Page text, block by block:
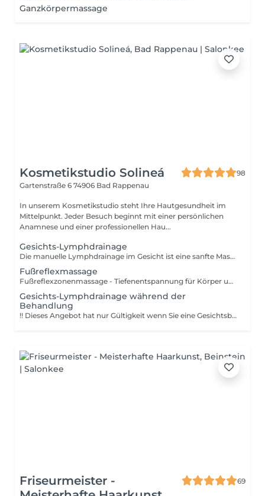
Ganzkörpermassage
Kosmetikstudio Solineá
98
Gartenstraße 6 74906 Bad Rappenau
In unserem Kosmetikstudio steht Ihre Hautgesundheit im
Mittelpunkt. Jeder Besuch beginnt mit einer persönlichen
Anamnese und einer professionellen Hau...
Gesichts-Lymphdrainage
Die manuelle Lymphdrainage im Gesicht ist eine sanfte Massagetechnik, die den Lymphfluss anregt, Schwellungen (besonders um Augen und Kinn) reduziert und für ein strafferes, frischeres Hautbild sorgt. Durch sanftes Ausstreichen von der Gesichtsmitte nach außen und unten werden angestaute Flüssigkeiten abtransportiert. Vorteile: - Schwellungsreduktion: Wirkt effektiv gegen Tränensäcke und geschwollene Konturen. - Anti-Aging & Glow: Strafft die Haut, fördert die Durchblutung und sorgt für einen gesunden Teint. - Entgiftung: Hilft der Haut, Schlackenstoffe abzubauen. - Entspannung: Wirkt entspannend und kann bei Kopfschmerzen helfen. !! Wichtige Hinweise !! Nicht anwenden bei akuten Infektionen, Schilddrüsenproblemen, Asthma, Bluthochdruck oder Krebserkrankungen ohne ärztlichen Rat.
Fußreflexmassage
Fußreflexzonenmassage - Tiefenentspannung für Körper und Geist. Diese besondere Massage bringt Körper und Seele in Einklang. Es werden gezielt die Reflexzonen stimuliert, um das Lymphsystem zu aktivieren, die Durchblutung zu fördern und die Selbstheilungskräfte des Körpers anzuregen. Die sanfte Massage sorgt für tiefe Entspannung, ein angenehmes Körpergefühl und neue Energie. Viele Kundinnen und Kunden spüren sofort eine wohltuende Leichtigkeit und innere Balance. Die Fußreflexzonenmassage ist ein exklusives Wohlfühl-Erlebnis und die perfekte Ergänzung zur professionellen Fußpflege.
Gesichts-Lymphdrainage während der
Behandlung
!! Dieses Angebot hat nur Gültigkeit wenn Sie eine Gesichtsbehandlung dazu gebucht haben !! Die manuelle Lymphdrainage im Gesicht ist eine sanfte Massagetechnik, die den Lymphfluss anregt, Schwellungen (besonders um Augen und Kinn) reduziert und für ein strafferes, frischeres Hautbild sorgt. Durch sanftes Ausstreichen von der Gesichtsmitte nach außen und unten werden angestaute Flüssigkeiten abtransportiert. Vorteile: - Schwellungsreduktion: Wirkt effektiv gegen Tränensäcke und geschwollene Konturen. - Anti-Aging & Glow: Strafft die Haut, fördert die Durchblutung und sorgt für einen gesunden Teint. - Entgiftung: Hilft der Haut, Schlackenstoffe abzubauen. - Entspannung: Wirkt entspannend und kann bei Kopfschmerzen helfen. !! Wichtige Hinweise !! Nicht anwenden bei akuten Infektionen, Schilddrüsenproblemen, Asthma, Bluthochdruck oder Krebserkrankungen ohne ärztlichen Rat.
Friseurmeister -
69